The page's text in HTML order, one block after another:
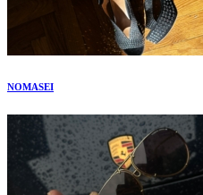
NOMASEI